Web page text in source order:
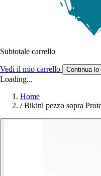
Subtotale carrello
Vedi il mio carrello Continua lo
Loading...
Home
/ Bikini pezzo sopra